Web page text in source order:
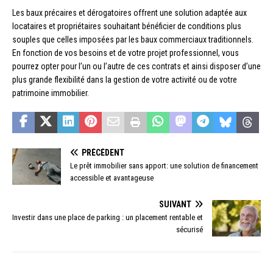
Les baux précaires et dérogatoires offrent une solution adaptée aux
locataires et propriétaires souhaitant bénéficier de conditions plus
souples que celles imposées par les baux commerciaux traditionnels.
En fonction de vos besoins et de votre projet professionnel, vous
pourrez opter pour l’un ou l’autre de ces contrats et ainsi disposer d’une
plus grande flexibilité dans la gestion de votre activité ou de votre
patrimoine immobilier.
PRÉCÉDENT
Le prêt immobilier sans apport: une solution de financement
accessible et avantageuse
SUIVANT
Investir dans une place de parking : un placement rentable et
sécurisé